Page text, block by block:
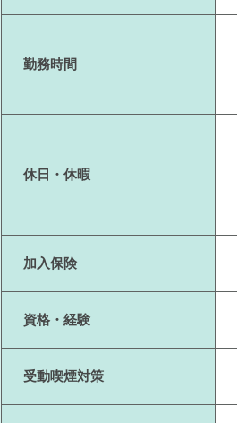
勤務時間
休日・休暇
加入保険
資格・経験
受動喫煙対策